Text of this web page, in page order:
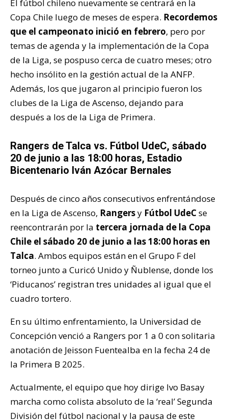
El fútbol chileno nuevamente se centrará en la
Copa Chile luego de meses de espera. Recordemos
que el campeonato inició en febrero, pero por
temas de agenda y la implementación de la Copa
de la Liga, se pospuso cerca de cuatro meses; otro
hecho insólito en la gestión actual de la ANFP.
Además, los que jugaron al principio fueron los
clubes de la Liga de Ascenso, dejando para
después a los de la Liga de Primera.
Rangers de Talca vs. Fútbol UdeC, sábado
20 de junio a las 18:00 horas, Estadio
Bicentenario Iván Azócar Bernales
Después de cinco años consecutivos enfrentándose
en la Liga de Ascenso, Rangersy Fútbol UdeCse
reencontrarán por la tercera jornada de la Copa
Chile el sábado 20 de junio a las 18:00 horas en
Talca. Ambos equipos están en el Grupo F del
torneo junto a Curicó Unido y Ñublense, donde los
‘Piducanos’ registran tres unidades al igual que el
cuadro tortero.
En su último enfrentamiento, la Universidad de
Concepción venció a Rangers por 1 a 0 con solitaria
anotación de Jeisson Fuentealba en la fecha 24 de
la Primera B 2025.
Actualmente, el equipo que hoy dirige Ivo Basay
marcha como colista absoluto de la ‘real’ Segunda
División del fútbol nacional y la pausa de este